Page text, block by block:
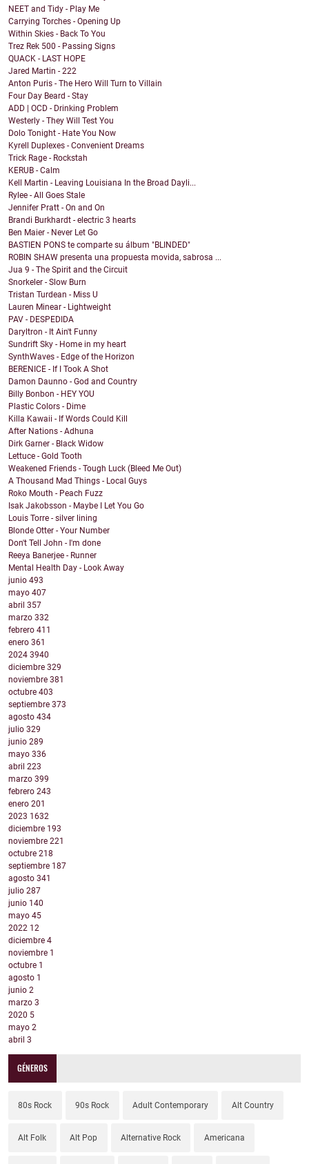
NEET and Tidy - Play Me
Carrying Torches - Opening Up
Within Skies - Back To You
Trez Rek 500 - Passing Signs
QUACK - LAST HOPE
Jared Martin - 222
Anton Puris - The Hero Will Turn to Villain
Four Day Beard - Stay
ADD | OCD - Drinking Problem
Westerly - They Will Test You
Dolo Tonight - Hate You Now
Kyrell Duplexes - Convenient Dreams
Trick Rage - Rockstah
KERUB - Calm
Kell Martin - Leaving Louisiana In the Broad Dayli...
Rylee - All Goes Stale
Jennifer Pratt - On and On
Brandi Burkhardt - electric 3 hearts
Ben Maier - Never Let Go
BASTIEN PONS te comparte su álbum "BLINDED"
ROBIN SHAW presenta una propuesta movida, sabrosa ...
Jua 9 - The Spirit and the Circuit
Snorkeler - Slow Burn
Tristan Turdean - Miss U
Lauren Minear - Lightweight
PAV - DESPEDIDA
Daryltron - It Ain't Funny
Sundrift Sky - Home in my heart
SynthWaves - Edge of the Horizon
BERENICE - If I Took A Shot
Damon Daunno - God and Country
Billy Bonbon - HEY YOU
Plastic Colors - Dime
Killa Kawaii - If Words Could Kill
After Nations - Adhuna
Dirk Garner - Black Widow
Lettuce - Gold Tooth
Weakened Friends - Tough Luck (Bleed Me Out)
A Thousand Mad Things - Local Guys
Roko Mouth - Peach Fuzz
Isak Jakobsson - Maybe I Let You Go
Louis Torre - silver lining
Blonde Otter - Your Number
Don't Tell John - I'm done
Reeya Banerjee - Runner
Mental Health Day - Look Away
junio 493
mayo 407
abril 357
marzo 332
febrero 411
enero 361
2024 3940
diciembre 329
noviembre 381
octubre 403
septiembre 373
agosto 434
julio 329
junio 289
mayo 336
abril 223
marzo 399
febrero 243
enero 201
2023 1632
diciembre 193
noviembre 221
octubre 218
septiembre 187
agosto 341
julio 287
junio 140
mayo 45
2022 12
diciembre 4
noviembre 1
octubre 1
agosto 1
junio 2
marzo 3
2020 5
mayo 2
abril 3
GÉNEROS
80s Rock 90s Rock Adult Contemporary Alt Country
Alt Folk Alt Pop Alternative Rock Americana